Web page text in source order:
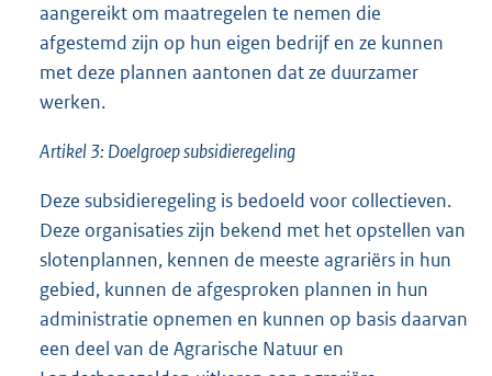
aangereikt om maatregelen te nemen die
afgestemd zijn op hun eigen bedrijf en ze kunnen
met deze plannen aantonen dat ze duurzamer
werken.
Artikel 3: Doelgroep subsidieregeling
Deze subsidieregeling is bedoeld voor collectieven.
Deze organisaties zijn bekend met het opstellen van
slotenplannen, kennen de meeste agrariërs in hun
gebied, kunnen de afgesproken plannen in hun
administratie opnemen en kunnen op basis daarvan
een deel van de Agrarische Natuur en